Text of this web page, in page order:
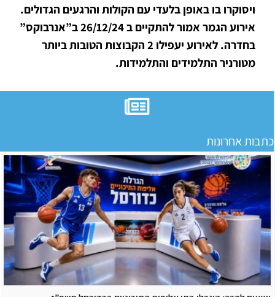
ויסוקרו בו באופן בלעדי עם הקולות והרגעים הגדולים.
אירוע הגמר אמור להתקיים ב 26/12/24 ב”אנרבוקס”
בחדרה. לאירוע יעפילו 2 הקבוצות הטובות ביותר
מטורניר התלמידים והתלמידות.
כתבות אחרונות